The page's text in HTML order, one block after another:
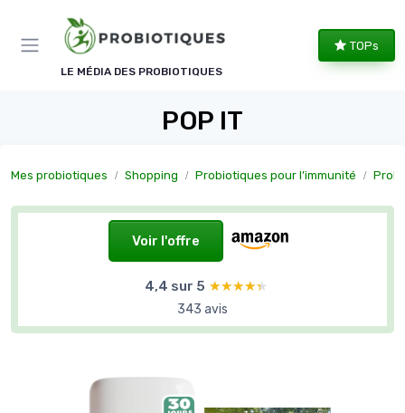
LE MÉDIA DES PROBIOTIQUES
TOPs
POP IT
Mes probiotiques Shopping Probiotiques pour l’immunité
Voir l'offre
4,4 sur 5 ★★★★★
★★★★★
343 avis